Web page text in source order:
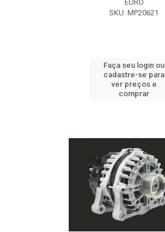
EURO
SKU: MP20621
Faça seu login ou
cadastre-se para
ver preços e
comprar